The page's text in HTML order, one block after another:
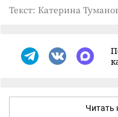
Текст: Катерина
Читать